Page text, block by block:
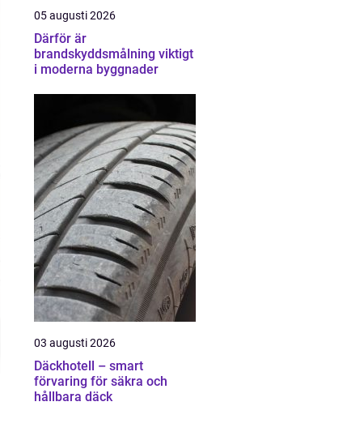
05 augusti 2026
Därför är
brandskyddsmålning viktigt
i moderna byggnader
03 augusti 2026
Däckhotell – smart
förvaring för säkra och
hållbara däck